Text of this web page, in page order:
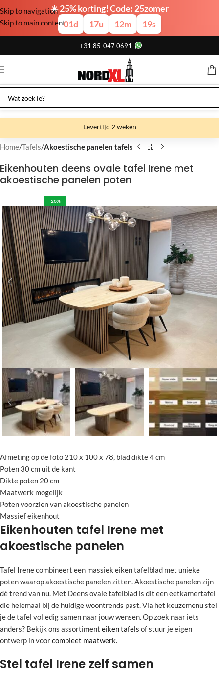
☀️ 25% korting! Code: 25zomer
01d 17u 12m 18s
Skip to navigation
Skip to main content
+31 85-047 0691
Levertijd 2 weken
Gratis verzending
Gratis afhalen
Showroom bij fabriek
Home Tafels Akoestische panelen tafels
Eikenhouten deens ovale tafel Irene met
akoestische panelen poten
-20%
Afmeting op de foto 210 x 100 x 78, blad dikte 4 cm
Poten 30 cm uit de kant
Dikte poten 20 cm
Maatwerk mogelijk
Poten voorzien van akoestische panelen
Massief eikenhout
Eikenhouten tafel Irene met
akoestische panelen
Tafel Irene combineert een massiek eiken tafelblad met unieke
poten waarop akoestische panelen zitten. Akoestische panelen zijn
dé trend van nu. Met Deens ovale tafelblad is dit een eetkamertafel
die helemaal bij de huidige woontrends past. Via het keuzemenu stel
je de tafel volledig samen naar jouw wensen. Op zoek naar iets
anders? Bekijk ons assortiment eiken tafels of stuur je eigen
ontwerp in voorcompleet maatwerk.
Stel tafel Irene zelf samen